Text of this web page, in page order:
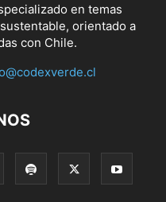
en temas
orientado a
con Chile.